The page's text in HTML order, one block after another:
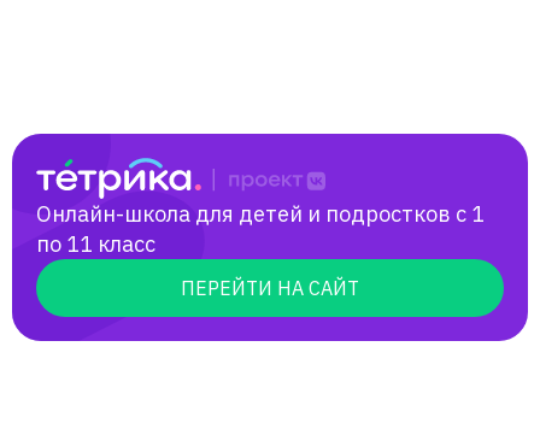
Дарья
Светлана
Онлайн-школа для детей и подростков с 1
по 11 класс
ПЕРЕЙТИ НА САЙТ